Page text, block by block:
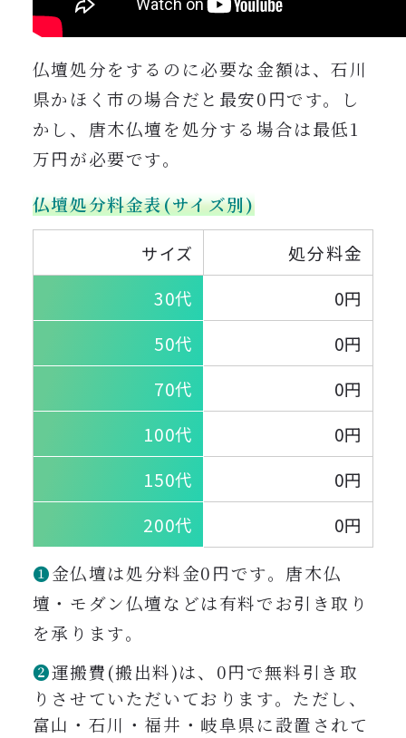
仏壇処分をするのに必要な金額は、石川
県かほく市の場合だと最安0円です。し
かし、唐木仏壇を処分する場合は最低1
万円が必要です。
仏壇処分料金表(サイズ別)
サイズ
処分料金
30代
0円
50代
0円
70代
0円
100代
0円
150代
0円
200代
0円
❶金仏壇は処分料金0円です。唐木仏
壇・モダン仏壇などは有料でお引き取り
を承ります。
❷運搬費(搬出料)は、0円で無料引き取
りさせていただいております。ただし、
富山・石川・福井・岐阜県に設置されて